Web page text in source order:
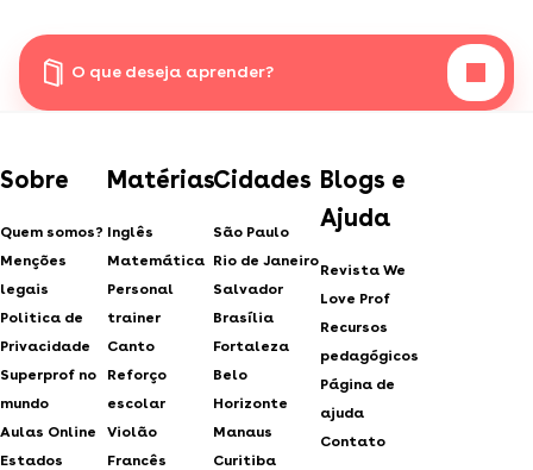
O que deseja aprender?
Sobre
Quem somos?
Menções
legais
Politica de
Privacidade
Superprof no
mundo
Aulas Online
Estados
Matérias
Inglês
Matemática
Personal
trainer
Canto
Reforço
escolar
Violão
Francês
Cidades
São Paulo
Rio de Janeiro
Salvador
Brasília
Fortaleza
Belo
Horizonte
Manaus
Curitiba
Blogs e
Ajuda
Revista We
Love Prof
Recursos
pedagógicos
Página de
ajuda
Contato